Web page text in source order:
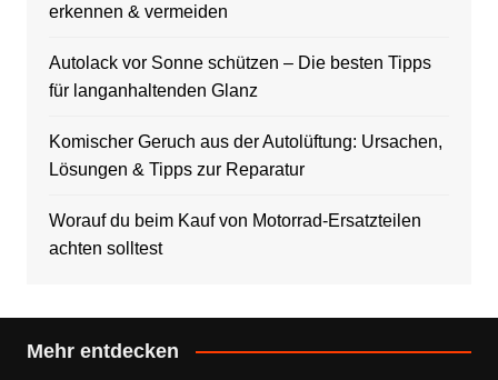
erkennen & vermeiden
Autolack vor Sonne schützen – Die besten Tipps
für langanhaltenden Glanz
Komischer Geruch aus der Autolüftung: Ursachen,
Lösungen & Tipps zur Reparatur
Worauf du beim Kauf von Motorrad-Ersatzteilen
achten solltest
Mehr entdecken